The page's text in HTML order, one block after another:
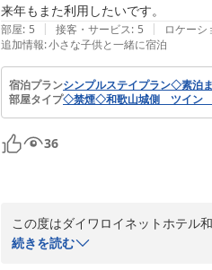
お客様とまたお会いできることを
ダイワロイネットホテル和歌山
ダイワロイネットホテル和歌山
2026-05-20
来年もまた利用したいです。
部屋: 5 | 接客・サービス: 5 | ロケーシ
追加情報:小さな子供と一緒に宿泊
宿泊プランシンプルステイプラン◇素泊
部屋タイプ◇禁煙◇和歌山城側 ツイン
36
この度はダイワロイネットホテル
続きを読む